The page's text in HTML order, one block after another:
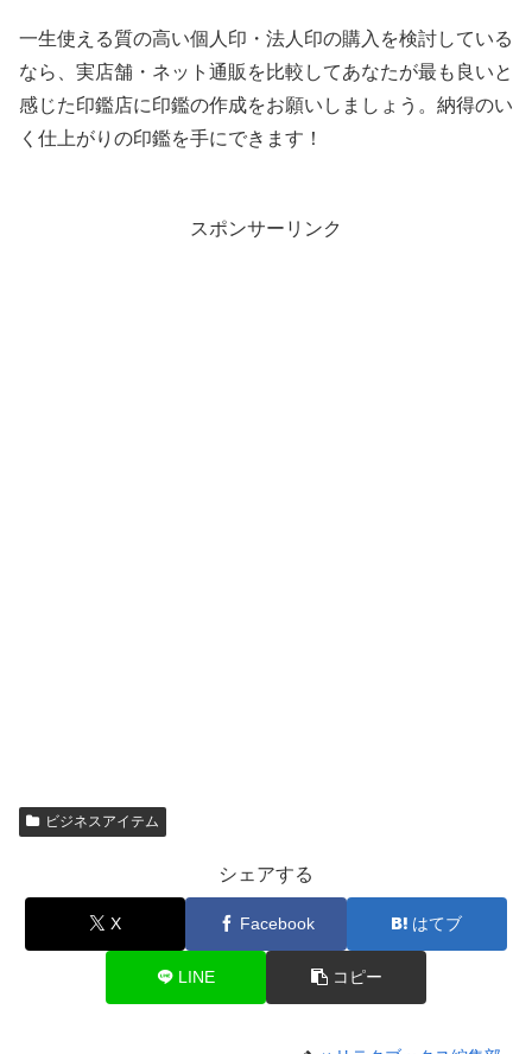
一生使える質の高い個人印・法人印の購入を検討している
なら、実店舗・ネット通販を比較してあなたが最も良いと
感じた印鑑店に印鑑の作成をお願いしましょう。納得のい
く仕上がりの印鑑を手にできます！
スポンサーリンク
ビジネスアイテム
シェアする
X Facebook はてブ
LINE コピー